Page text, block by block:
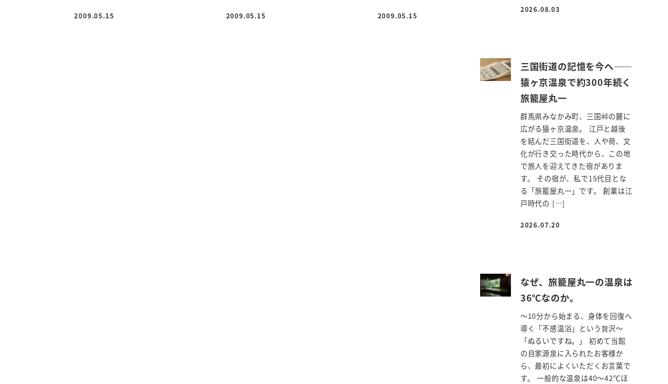
投稿日
2009.05.15
投稿日
2009.05.15
投稿日
2009.05.15 投稿日
2026.08.03
三国街道の記憶を今へ――
猿ヶ京温泉で約300年続く
旅籠屋丸一
群馬県みなかみ町、三国峠の麓に
広がる猿ヶ京温泉。 江戸と越後
を結んだ三国街道を、人や荷、文
化が行き交った時代から、この地
で旅人を迎えてきた宿がありま
す。 その宿が、私で15代目とな
る「旅籠屋丸一」です。 創業は江
戸時代の […]
投稿日
2026.07.20
なぜ、旅籠屋丸一の温泉は
36℃なのか。
～10分から始まる、身体を回復へ
導く「不感温浴」という贅沢～
「ぬるいですね。」 初めて当館
の自家源泉に入られたお客様か
ら、最初によくいただくお言葉で
す。 一般的な温泉は40～42℃ほ